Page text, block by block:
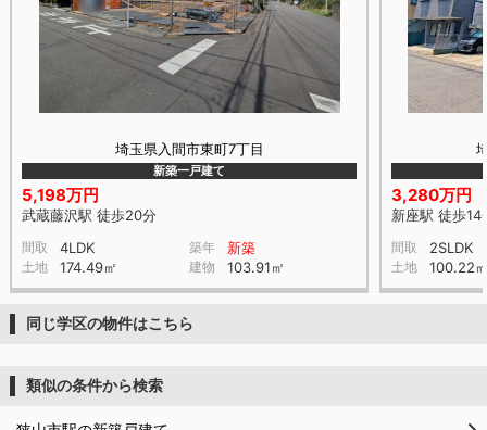
埼玉県入間市東町7丁目
新築一戸建て
5,198万円
武蔵藤沢駅 徒歩20分
間取 4LDK 築年 新築
土地 174.49㎡ 建物 103.91㎡
3,280万円
新座駅 徒歩14
間取 2SLDK
土地 100.22
同じ学区の物件はこちら
類似の条件から検索